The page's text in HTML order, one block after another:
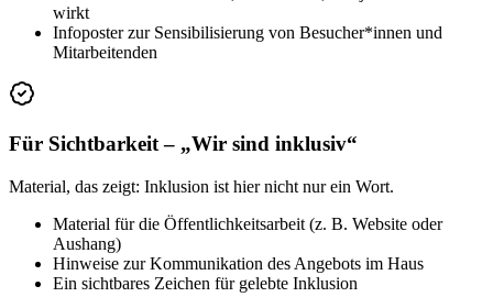
wirkt
Infoposter zur Sensibilisierung von Besucher*innen und
Mitarbeitenden
Für Sichtbarkeit – „Wir sind inklusiv“
Material, das zeigt: Inklusion ist hier nicht nur ein Wort.
Material für die Öffentlichkeitsarbeit (z. B. Website oder
Aushang)
Hinweise zur Kommunikation des Angebots im Haus
Ein sichtbares Zeichen für gelebte Inklusion